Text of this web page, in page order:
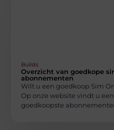
Builds
Overzicht van goedkope
abonnementen
Wilt u een goedkoop Sim
Op onze website vindt u
goedkoopste